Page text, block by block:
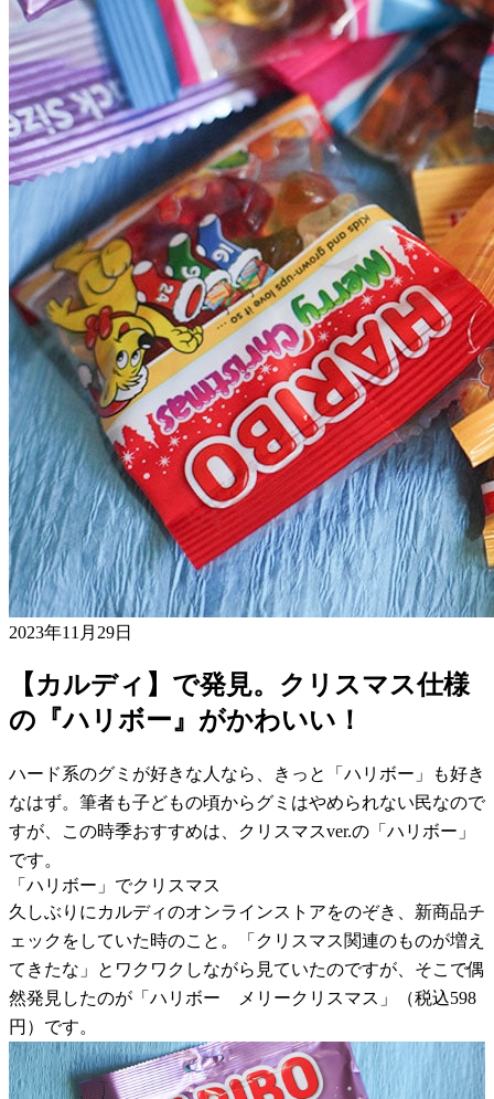
2023年11月29日
【カルディ】で発見。クリスマス仕様
の『ハリボー』がかわいい！
ハード系のグミが好きな人なら、きっと「ハリボー」も好き
なはず。筆者も子どもの頃からグミはやめられない民なので
すが、この時季おすすめは、クリスマスver.の「ハリボー」
です。
「ハリボー」でクリスマス
久しぶりにカルディのオンラインストアをのぞき、新商品チ
ェックをしていた時のこと。「クリスマス関連のものが増え
てきたな」とワクワクしながら見ていたのですが、そこで偶
然発見したのが「ハリボー メリークリスマス」（税込598
円）です。